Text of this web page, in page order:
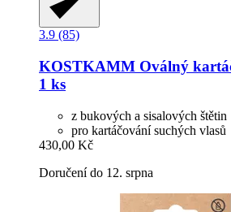
3.9 (85)
KOSTKAMM Oválný
1 ks
z bukových a sisalových štětin
pro kartáčování suchých vlasů
430,00 Kč
Doručení do 12. srpna